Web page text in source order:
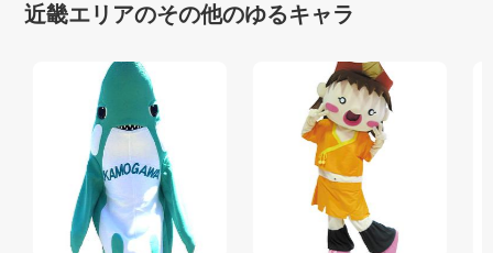
近畿エリアのその他のゆるキャラ